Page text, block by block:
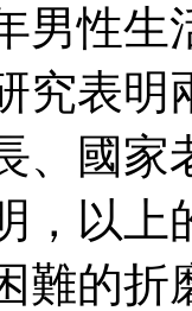
男性生
究表
、國家
，以上
難的折